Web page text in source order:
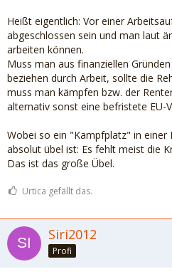
Heißt eigentlich: Vor einer
abgeschlossen sein und man laut
arbeiten können.
Muss man aus finanziellen
beziehen durch Arbeit, sollte die
muss man kämpfen bzw. der
alternativ sonst eine befristete EU-
Wobei so ein "Kampfplatz" in einer
absolut übel ist: Es fehlt meist die
Das ist das große Übel.
Urtica gefällt das.
Siri2012
Profi